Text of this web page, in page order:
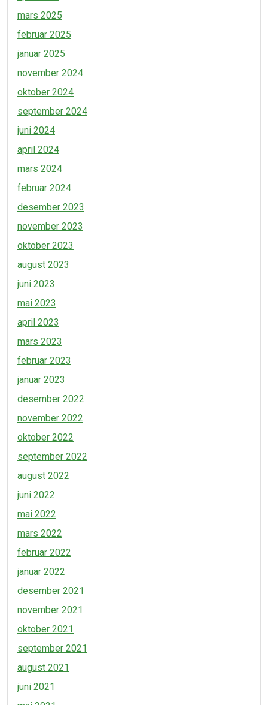
mars 2025
februar 2025
januar 2025
november 2024
oktober 2024
september 2024
juni 2024
april 2024
mars 2024
februar 2024
desember 2023
november 2023
oktober 2023
august 2023
juni 2023
mai 2023
april 2023
mars 2023
februar 2023
januar 2023
desember 2022
november 2022
oktober 2022
september 2022
august 2022
juni 2022
mai 2022
mars 2022
februar 2022
januar 2022
desember 2021
november 2021
oktober 2021
september 2021
august 2021
juni 2021